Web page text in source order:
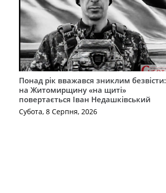
Понад рік вважався зниклим безвісти:
на Житомирщину «на щиті»
повертається Іван Недашківський
Субота, 8 Серпня, 2026